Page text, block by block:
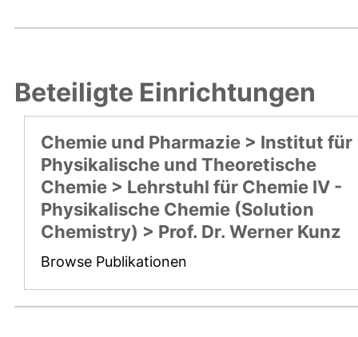
Beteiligte Einrichtungen
Chemie und Pharmazie > Institut für
Physikalische und Theoretische
Chemie > Lehrstuhl für Chemie IV -
Physikalische Chemie (Solution
Chemistry) > Prof. Dr. Werner Kunz
Browse Publikationen